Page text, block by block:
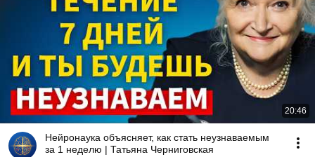
20:46
Нейронаука объясняет, как стать неузнаваемым
за 1 неделю | Татьяна Черниговская